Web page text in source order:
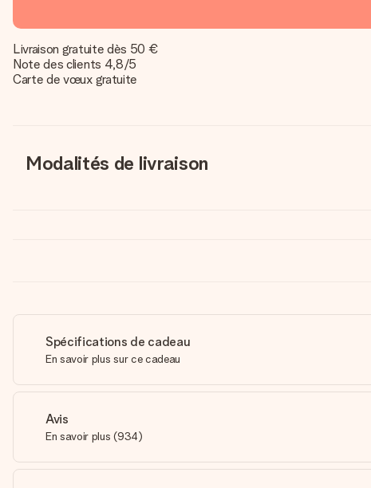
Livraison gratuite dès 50 €
Note des clients 4,8/5
Carte de vœux gratuite
Modalités de livraison
Spécifications de cadeau
En savoir plus sur ce cadeau
Avis
En savoir plus (934)